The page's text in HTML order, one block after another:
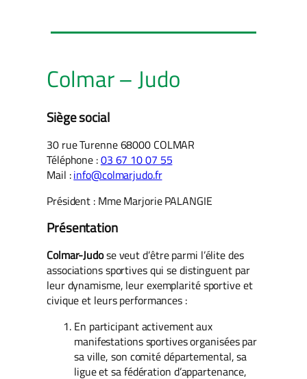
Colmar – Judo
Siège social
30 rue Turenne 68000 COLMAR
Téléphone :03 67 10 07 55
Mail :info@colmarjudo.fr
Président : Mme Marjorie PALANGIE
Présentation
Colmar-Judose veut d’être parmi l’élite des
associations sportives qui se distinguent par
leur dynamisme, leur exemplarité sportive et
civique et leurs performances :
En participant activement aux
manifestations sportives organisées par
sa ville, son comité départemental, sa
ligue et sa fédération d’appartenance,